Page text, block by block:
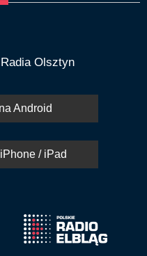
Olsztyn
Android
/ iPad